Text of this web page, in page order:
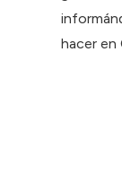
hacer en